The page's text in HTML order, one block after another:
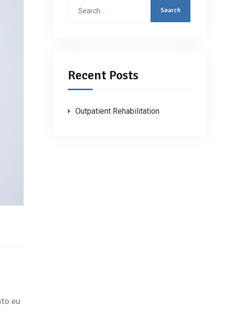
eu
Search
Recent Posts
Outpatient Rehabilitation